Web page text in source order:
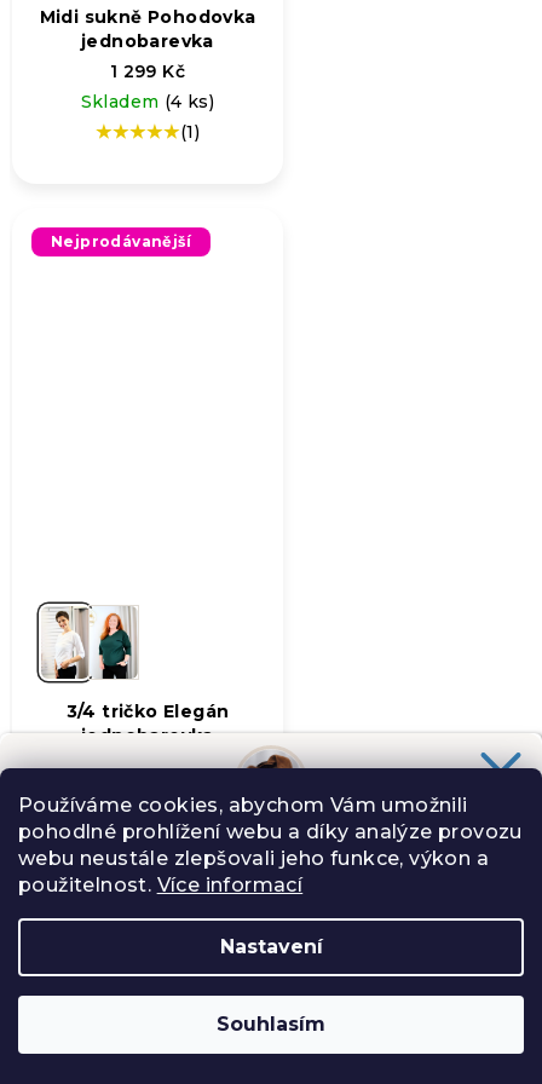
Používáme cookies, abychom Vám umožnili
pohodlné prohlížení webu a díky analýze provozu
webu neustále zlepšovali jeho funkce, výkon a
použitelnost. Více informací
Nastavení
Souhlasím
+
−
Midi sukně Pohodovka
jednobarevka
1 299 Kč
Skladem (4 ks)
Průměrné
5,0
z
(1)
Nejprodávanější
3/4 tričko Elegán
jednobarevka
od1 099 Kč
Skladem (>5 ks)
Průměrné
hodnocení
produktu
5,0
5
hvězdiček.
(1)
Chceš slevu 100 Kč na svůj nákup?
Slibuji Ti na psí uši, že Tě nebudu spamovat zbytečnostmi.
ANO, CHCI
Zásady zpracování osobních údajů